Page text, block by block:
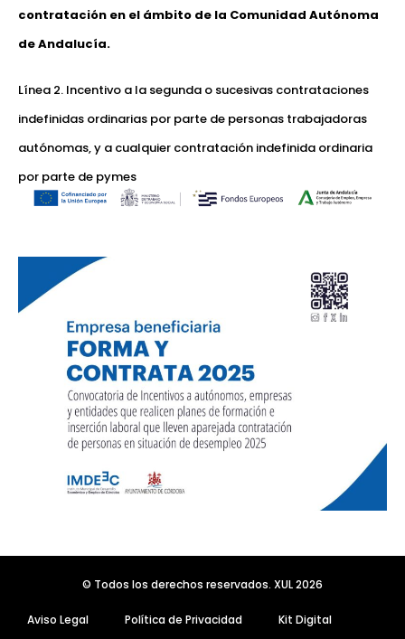
contratación en el ámbito de la Comunidad Autónoma
de Andalucía.
Línea 2. Incentivo a la segunda o sucesivas contrataciones
indefinidas ordinarias por parte de personas trabajadoras
autónomas, y a cualquier contratación indefinida ordinaria
por parte de pymes
© Todos los derechos reservados. XUL 2026
Aviso Legal Política de Privacidad Kit Digital